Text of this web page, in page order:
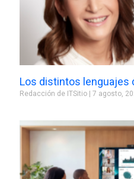
Los distintos lenguajes
Redacción de ITSitio 7 agosto,